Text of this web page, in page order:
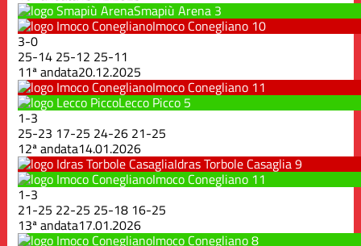
Smapiù Arena 3
Imoco Conegliano 10
3-0
25-14 25-12 25-11
11ª andata20.12.2025
Imoco Conegliano 11
Lecco Picco 5
1-3
25-23 17-25 24-26 21-25
12ª andata14.01.2026
Idras Torbole Casaglia9
Imoco Conegliano 11
1-3
21-25 22-25 25-18 16-25
13ª andata17.01.2026
Imoco Conegliano8